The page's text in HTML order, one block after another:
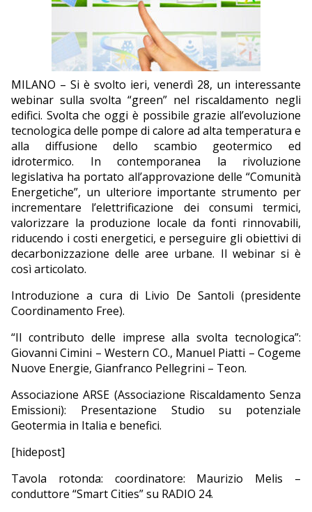
EDITORIALI
MILANO – Si è svolto ieri, venerdì 28, un interessante
webinar sulla svolta “green” nel riscaldamento negli
edifici. Svolta che oggi è possibile grazie all’evoluzione
tecnologica delle pompe di calore ad alta temperatura e
alla diffusione dello scambio geotermico ed
idrotermico. In contemporanea la rivoluzione
legislativa ha portato all’approvazione delle “Comunità
Energetiche”, un ulteriore importante strumento per
incrementare l’elettrificazione dei consumi termici,
valorizzare la produzione locale da fonti rinnovabili,
riducendo i costi energetici, e perseguire gli obiettivi di
decarbonizzazione delle aree urbane. Il webinar si è
così articolato.
Introduzione a cura di Livio De Santoli (presidente
Coordinamento Free).
“Il contributo delle imprese alla svolta tecnologica”:
Giovanni Cimini – Western CO., Manuel Piatti – Cogeme
Nuove Energie, Gianfranco Pellegrini – Teon.
Associazione ARSE (Associazione Riscaldamento Senza
Emissioni): Presentazione Studio su potenziale
Geotermia in Italia e benefici.
[hidepost]
Tavola rotonda: coordinatore: Maurizio Melis –
conduttore “Smart Cities” su RADIO 24.